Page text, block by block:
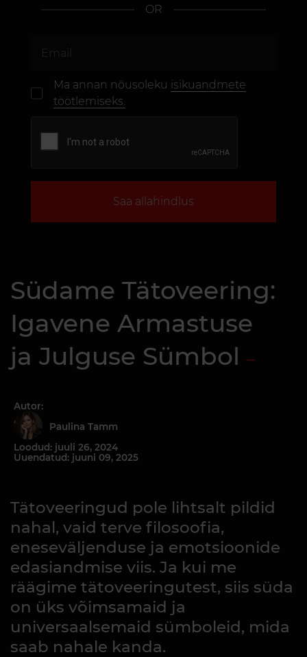
OR
Ma annan nõusoleku isikuandmete
töötlemiseks.
Saa allahindlus
Südame Tätoveering:
Igavene Armastuse
ja Julguse Sümbol
Autor:
Paulina Tamm
Loodud: juuli 26, 2024
Uuendatud: juuni 09, 2025
Tätoveeringud pole lihtsalt pildid
nahal, vaid terve filosoofia,
eneseväljenduse ja emotsioonide
edasiandmise viis. Ja kui me
räägime tätoveeringutest, siis süda
on üks võimsamaid ja
universaalsemaid sümboleid, mida
saab nahale kanda.